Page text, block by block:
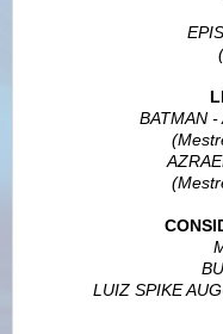
BATMAN -
LUIZ SPIKE